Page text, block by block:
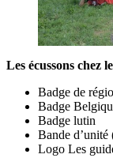
Les écussons chez
Badge de
Badge
Badge lutin
Bande d’unité
Logo Les